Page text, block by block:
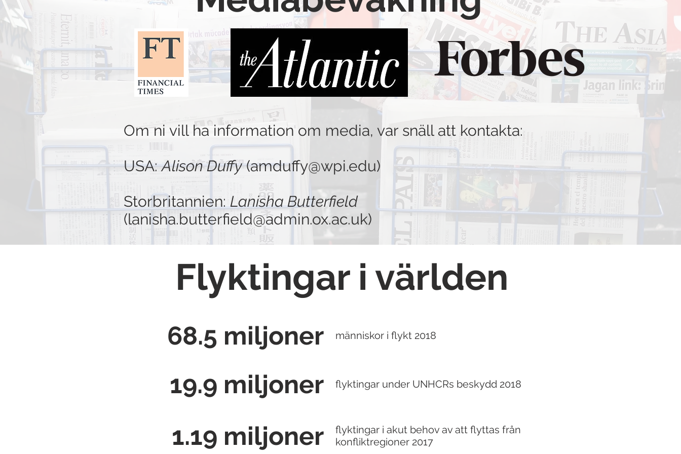
Om ni vill ha information om media, var snäll att kontakta:
USA:Alison Duffy(amduffy@wpi.edu)
Storbritannien: Lanisha Butterfield
(lanisha.butterfield@admin.ox.ac.uk)
Flyktingar i världen
68.5 miljoner människor i flykt 2018
19.9 miljoner flyktingar under UNHCRs beskydd 2018
1.19 miljoner
flyktingar i akut behov av att flyttas från
konfliktregioner 2017